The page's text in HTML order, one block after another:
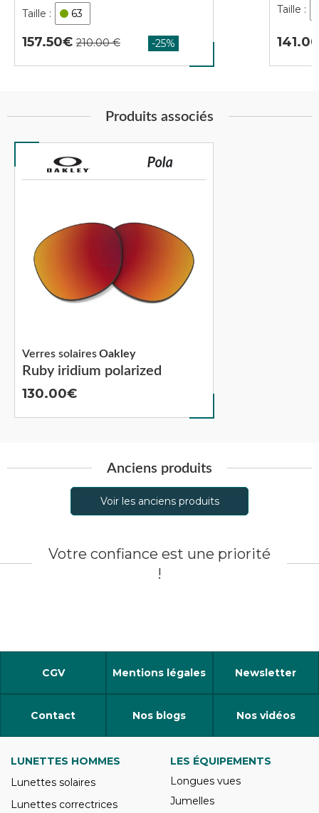
63
157.50
Produits associés
Ruby iridium polarized
Verres solairesOakley
130.00
Anciens produits
Voir les anciens produits
Votre confiance est une priorité
!
CGV Mentions légales Newsletter
Contact Nos blogs Nos vidéos
LUNETTES HOMMES
Lunettes solaires
Lunettes correctrices
LES ÉQUIPEMENTS
Longues vues
Jumelles